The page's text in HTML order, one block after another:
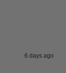
6 days ago